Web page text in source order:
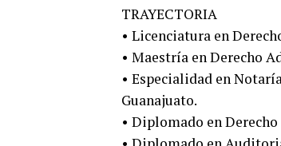
TRAYECTORIA
• Licenciatura en
• Maestría en Derecho
• Especialidad en
Guanajuato.
• Diplomado en